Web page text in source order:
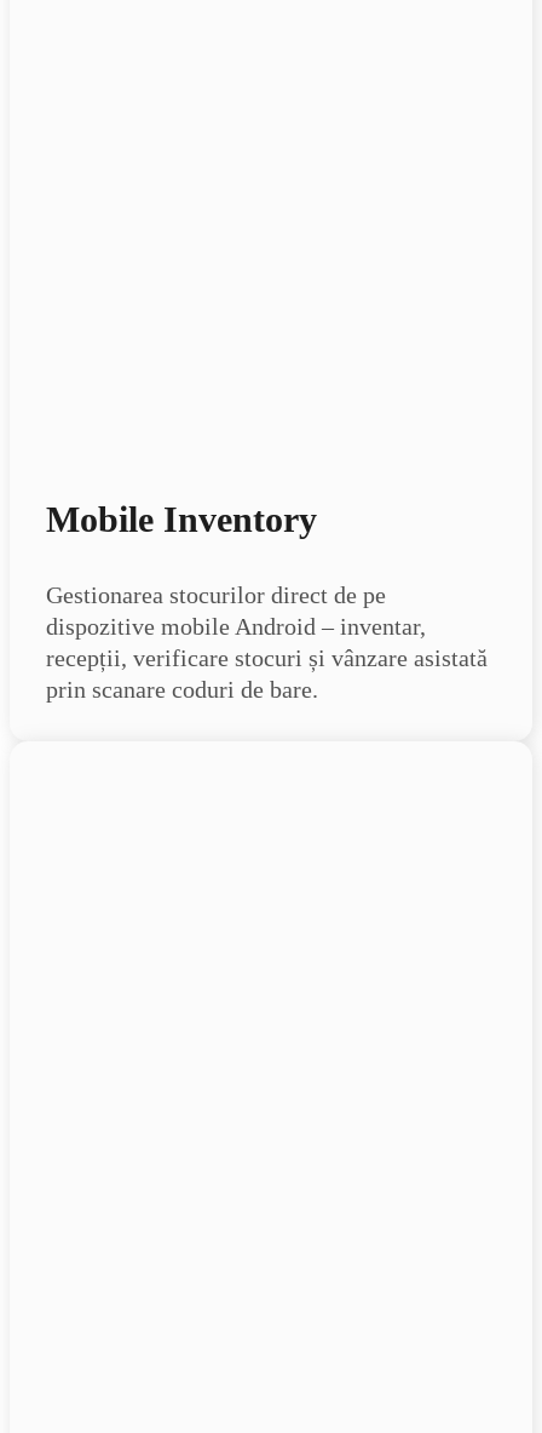
Mobile Inventory
Gestionarea stocurilor direct de pe
dispozitive mobile Android – inventar,
recepții, verificare stocuri și vânzare asistată
prin scanare coduri de bare.